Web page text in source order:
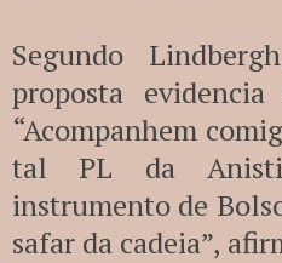
Segundo
proposta
“Acompanhem
tal PL da
instrumento de
safar da cadeia”,